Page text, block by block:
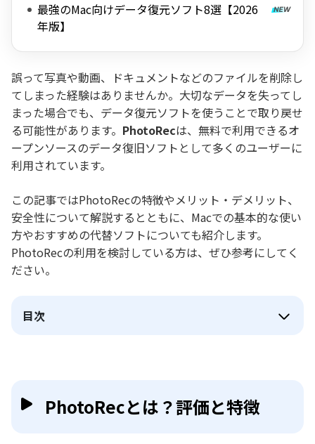
最強のMac向けデータ復元ソフト8選【2026
年版】
誤って写真や動画、ドキュメントなどのファイルを削除し
てしまった経験はありませんか。大切なデータを失ってし
まった場合でも、データ復元ソフトを使うことで取り戻せ
る可能性があります。 PhotoRecは、無料で利用できるオ
ープンソースのデータ復旧ソフトとして多くのユーザーに
利用されています。
この記事ではPhotoRecの特徴やメリット・デメリット、
安全性について解説するとともに、Macでの基本的な使い
方やおすすめの代替ソフトについても紹介します。
PhotoRecの利用を検討している方は、ぜひ参考にしてく
ださい。
目次
PhotoRecとは？評価と特徴